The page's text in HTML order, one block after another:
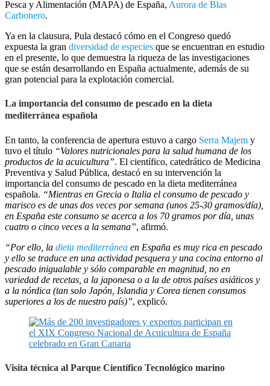
Pesca y Alimentación (MAPA) de España, Aurora de Blas
Carbonero.
Ya en la clausura, Pula destacó cómo en el Congreso quedó
expuesta la gran diversidad de especies que se encuentran en estudio
en el presente, lo que demuestra la riqueza de las investigaciones
que se están desarrollando en España actualmente, además de su
gran potencial para la explotación comercial.
La importancia del consumo de pescado en la dieta
mediterránea española
En tanto, la conferencia de apertura estuvo a cargo Serra Majem y
tuvo el título “Valores nutricionales para la salud humana de los
productos de la acuicultura”. El científico, catedrático de Medicina
Preventiva y Salud Pública, destacó en su intervención la
importancia del consumo de pescado en la dieta mediterránea
española. “Mientras en Grecia o Italia el consumo de pescado y
marisco es de unas dos veces por semana (unos 25-30 gramos/día),
en España este consumo se acerca a los 70 gramos por día, unas
cuatro o cinco veces a la semana”, afirmó.
“Por ello, la dieta mediterránea en España es muy rica en pescado
y ello se traduce en una actividad pesquera y una cocina entorno al
pescado inigualable y sólo comparable en magnitud, no en
variedad de recetas, a la japonesa o a la de otros países asiáticos y
a la nórdica (tan solo Japón, Islandia y Corea tienen consumos
superiores a los de nuestro país)”, explicó.
Visita técnica al Parque Científico Tecnológico marino